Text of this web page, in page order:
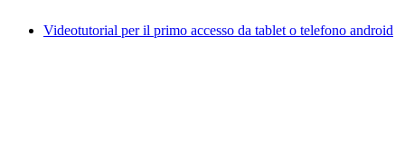
Videotutorial per il primo accesso da tablet o telefono android